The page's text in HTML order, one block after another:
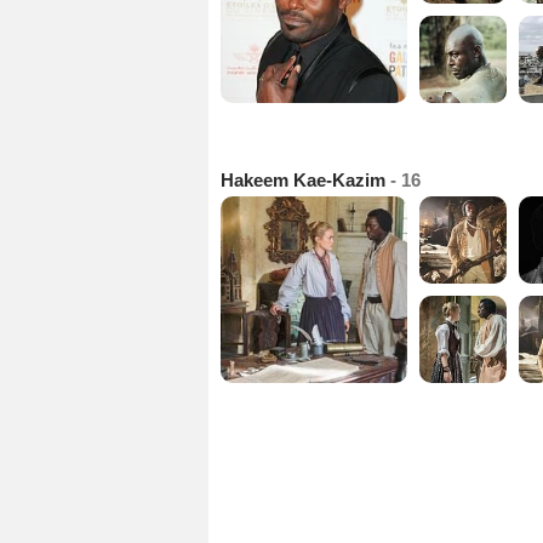
Hakeem Kae-Kazim - 16